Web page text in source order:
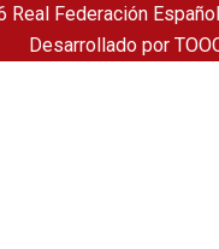
Real Federación
Desarrollado por